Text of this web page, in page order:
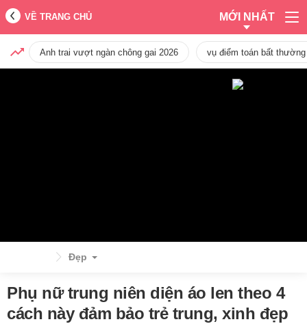
VỀ TRANG CHỦ MỚI NHẤT
Anh trai vượt ngàn chông gai 2026 vụ điểm toán bất
Đẹp
Phụ nữ trung niên diện áo len theo 4
cách này đảm bảo trẻ trung, xinh đẹp